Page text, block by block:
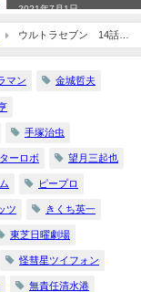
日
ウルトラセブン 14話
マン 金城哲夫
手塚治虫
ーロボ 望月三起也
ピープロ
ツ きくち英一
東芝日曜劇場
怪彗星ツイフォン
無責任清水港